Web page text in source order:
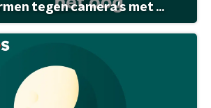
tegen camera's met ...